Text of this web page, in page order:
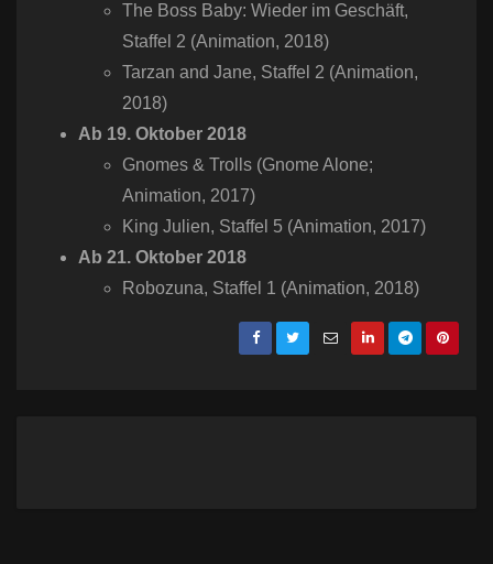
The Boss Baby: Wieder im Geschäft​,
Staffel 2 (Animation, 2018)
Tarzan and Jane​, Staffel 2 (Animation,
2018)
Ab 19. Oktober 2018
Gnomes & Trolls (Gnome Alone;
Animation, 2017)
King Julien​, Staffel 5 (Animation, 2017)
Ab 21. Oktober 2018
Robozuna​, Staffel 1 (Animation, 2018)